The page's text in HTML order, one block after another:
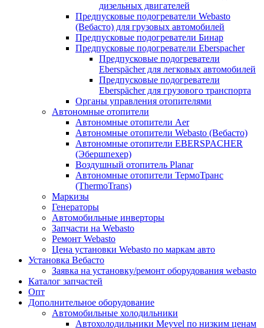
дизельных двигателей
Предпусковые подогреватели Webasto
(Вебасто) для грузовых автомобилей
Предпусковые подогреватели Бинар
Предпусковые подогреватели Eberspacher
Предпусковые подогреватели
Eberspächer для легковых автомобилей
Предпусковые подогреватели
Eberspächer для грузового транспорта
Органы управления отопителями
Автономные отопители
Автономные отопители Аer
Автономные отопители Webasto (Вебасто)
Автономные отопители EBERSPACHER
(Эбершпехер)
Воздушный отопитель Planar
Автономные отопители ТермоТранс
(ThermoTrans)
Маркизы
Генераторы
Автомобильные инверторы
Запчасти на Webasto
Ремонт Webasto
Цена установки Webasto по маркам авто
Установка Вебасто
Заявка на установку/ремонт оборудования webasto
Каталог запчастей
Опт
Дополнительное оборудование
Автомобильные холодильники
Автохолодильники Meyvel по низким ценам